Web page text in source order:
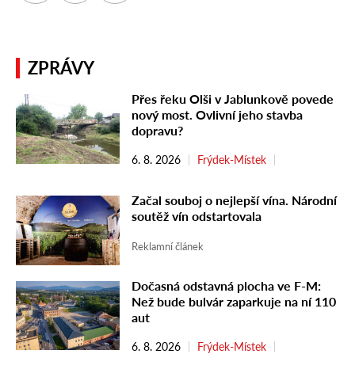
ZPRÁVY
Přes řeku Olši v Jablunkově povede
nový most. Ovlivní jeho stavba
dopravu?
6. 8. 2026 Frýdek-Místek
Začal souboj o nejlepší vína. Národní
soutěž vín odstartovala
Reklamní článek
Dočasná odstavná plocha ve F-M:
Než bude bulvár zaparkuje na ní 110
aut
6. 8. 2026 Frýdek-Místek